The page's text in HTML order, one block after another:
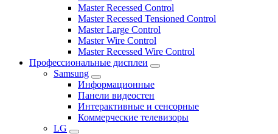
Master Recessed Control
Master Recessed Tensioned Control
Master Large Control
Master Wire Control
Master Recessed Wire Control
Профессиональные дисплеи
Samsung
Информационные
Панели видеостен
Интерактивные и сенсорные
Коммерческие телевизоры
LG